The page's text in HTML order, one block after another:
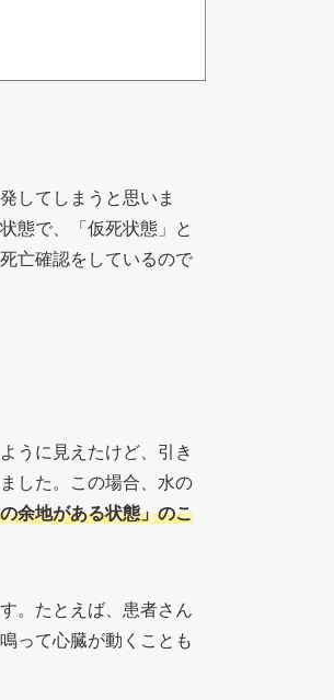
してしまうと思いま
態で、「仮死状態」と
亡確認をしているので
うに見えたけど、引き
した。この場合、水の
余地がある状態」のこ
。たとえば、患者さん
って心臓が動くことも